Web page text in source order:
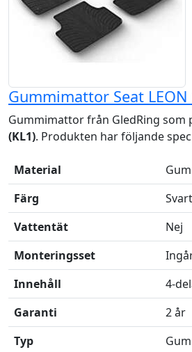
Gummimattor Seat LEON
Gummimattor från GledRing som
(KL1). Produkten har följande
Material
Färg
Svart
Vattentät
Nej
Monteringsset
Innehåll
4-
Garanti
2 år
Typ